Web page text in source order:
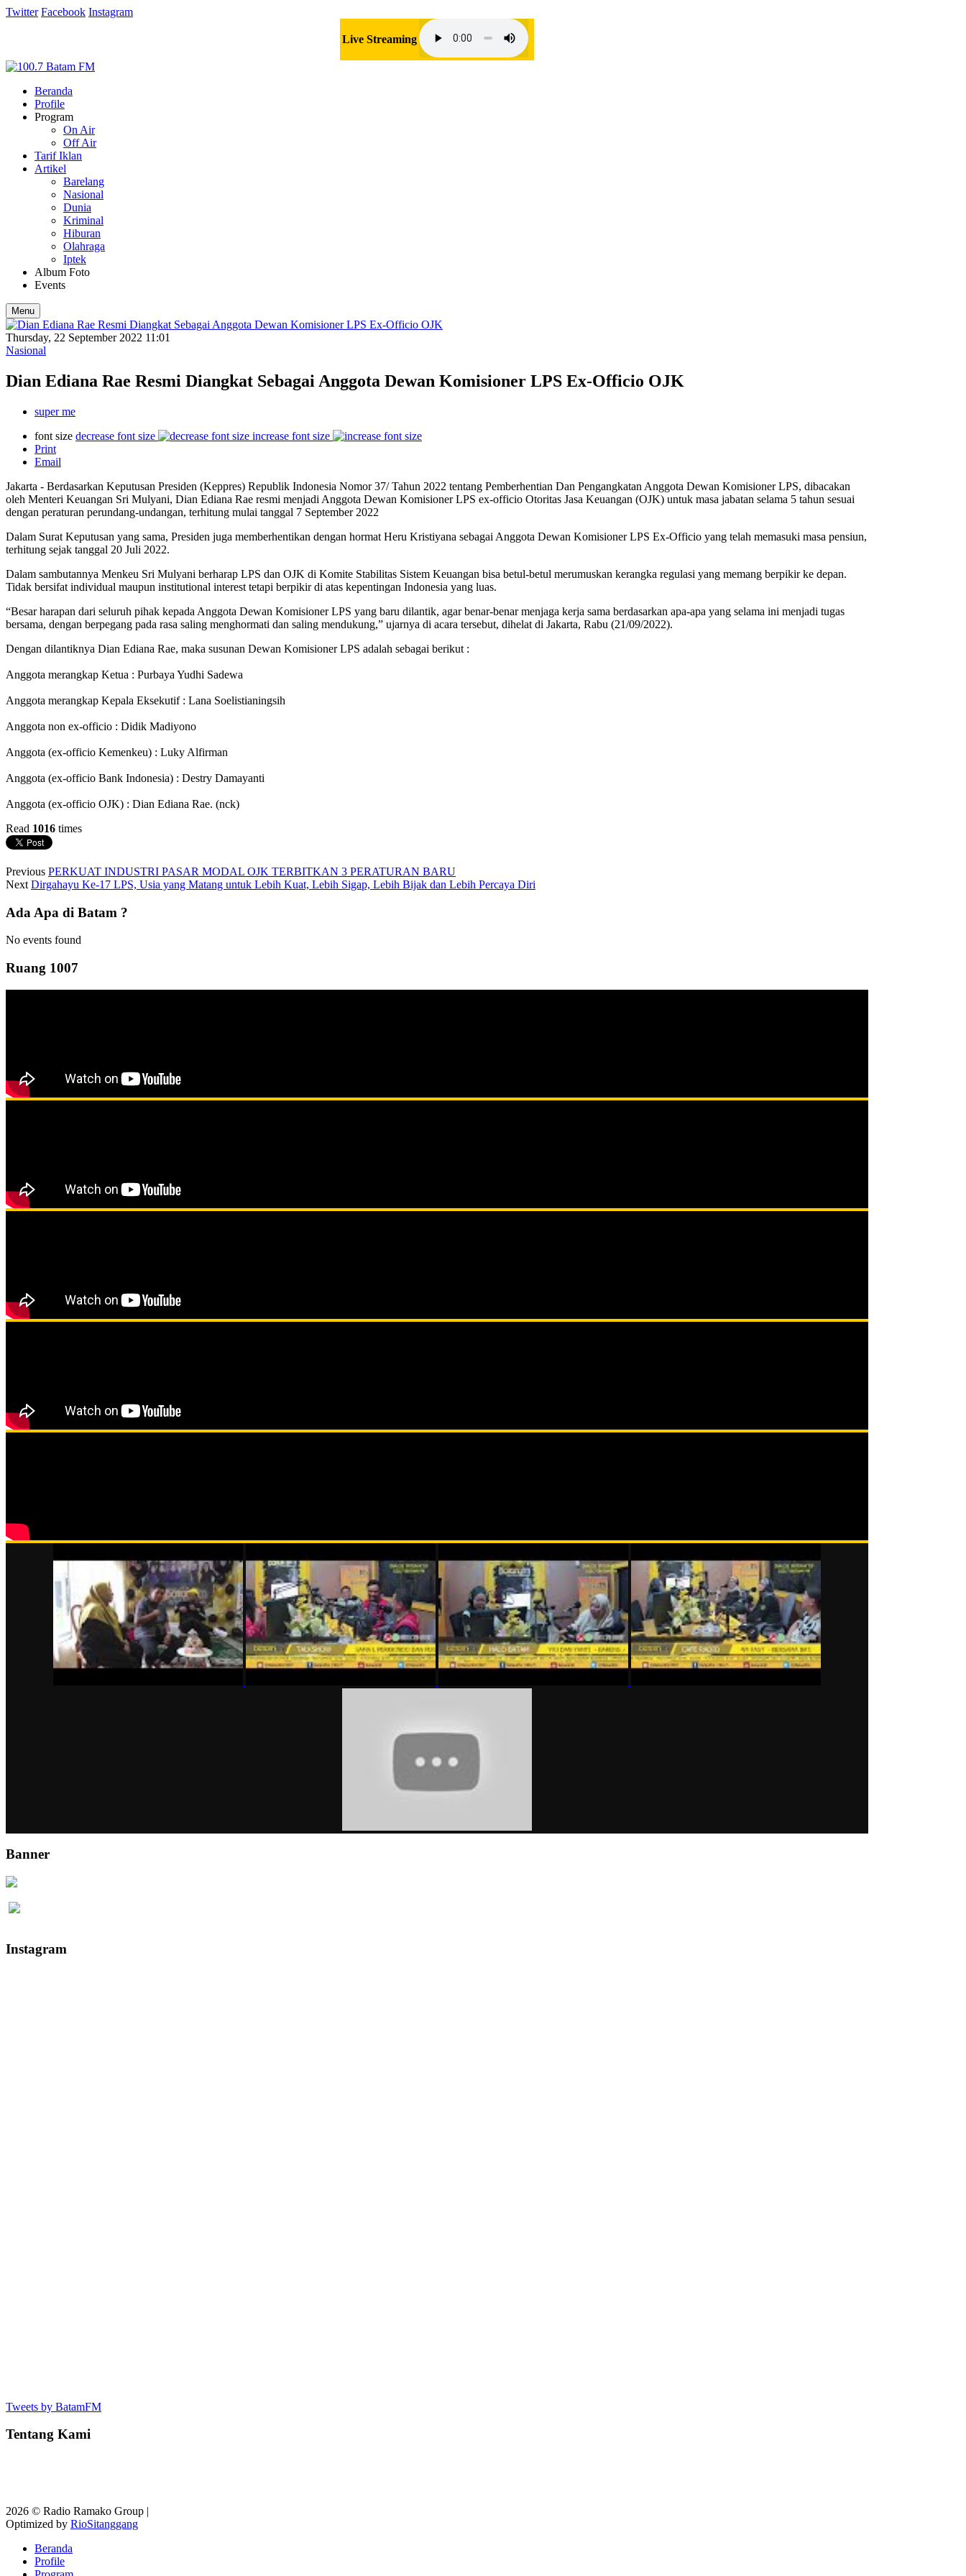
Twitter Facebook Instagram
Live Streaming
Beranda
Profile
Program
On Air
Off Air
Tarif Iklan
Artikel
Barelang
Nasional
Dunia
Kriminal
Hiburan
Olahraga
Iptek
Album Foto
Events
Menu
Thursday, 22 September 2022 11:01
Nasional
Dian Ediana Rae Resmi Diangkat Sebagai Anggota Dewan Komisioner LPS Ex-Officio OJK
super me
font size decrease font size
increase font size
Print
Email
Jakarta - Berdasarkan Keputusan Presiden (Keppres) Republik Indonesia Nomor 37/ Tahun 2022 tentang Pemberhentian Dan Pengangkatan Anggota Dewan Komisioner LPS, dibacakan
oleh Menteri Keuangan Sri Mulyani, Dian Ediana Rae resmi menjadi Anggota Dewan Komisioner LPS ex-officio Otoritas Jasa Keuangan (OJK) untuk masa jabatan selama 5 tahun sesuai
dengan peraturan perundang-undangan, terhitung mulai tanggal 7 September 2022
Dalam Surat Keputusan yang sama, Presiden juga memberhentikan dengan hormat Heru Kristiyana sebagai Anggota Dewan Komisioner LPS Ex-Officio yang telah memasuki masa pensiun,
terhitung sejak tanggal 20 Juli 2022.
Dalam sambutannya Menkeu Sri Mulyani berharap LPS dan OJK di Komite Stabilitas Sistem Keuangan bisa betul-betul merumuskan kerangka regulasi yang memang berpikir ke depan.
Tidak bersifat individual maupun institutional interest tetapi berpikir di atas kepentingan Indonesia yang luas.
“Besar harapan dari seluruh pihak kepada Anggota Dewan Komisioner LPS yang baru dilantik, agar benar-benar menjaga kerja sama berdasarkan apa-apa yang selama ini menjadi tugas
bersama, dengan berpegang pada rasa saling menghormati dan saling mendukung,” ujarnya di acara tersebut, dihelat di Jakarta, Rabu (21/09/2022).
Dengan dilantiknya Dian Ediana Rae, maka susunan Dewan Komisioner LPS adalah sebagai berikut :
Anggota merangkap Ketua : Purbaya Yudhi Sadewa
Anggota merangkap Kepala Eksekutif : Lana Soelistianingsih
Anggota non ex-officio : Didik Madiyono
Anggota (ex-officio Kemenkeu) : Luky Alfirman
Anggota (ex-officio Bank Indonesia) : Destry Damayanti
Anggota (ex-officio OJK) : Dian Ediana Rae. (nck)
Read 1016 times
Previous PERKUAT INDUSTRI PASAR MODAL OJK TERBITKAN 3 PERATURAN BARU
Next Dirgahayu Ke-17 LPS, Usia yang Matang untuk Lebih Kuat, Lebih Sigap, Lebih Bijak dan Lebih Percaya Diri
Ada Apa di Batam ?
No events found
Ruang 1007
Banner
Instagram
Tweets by BatamFM
Tentang Kami
2026 © Radio Ramako Group |
Optimized by RioSitanggang
Beranda
Profile